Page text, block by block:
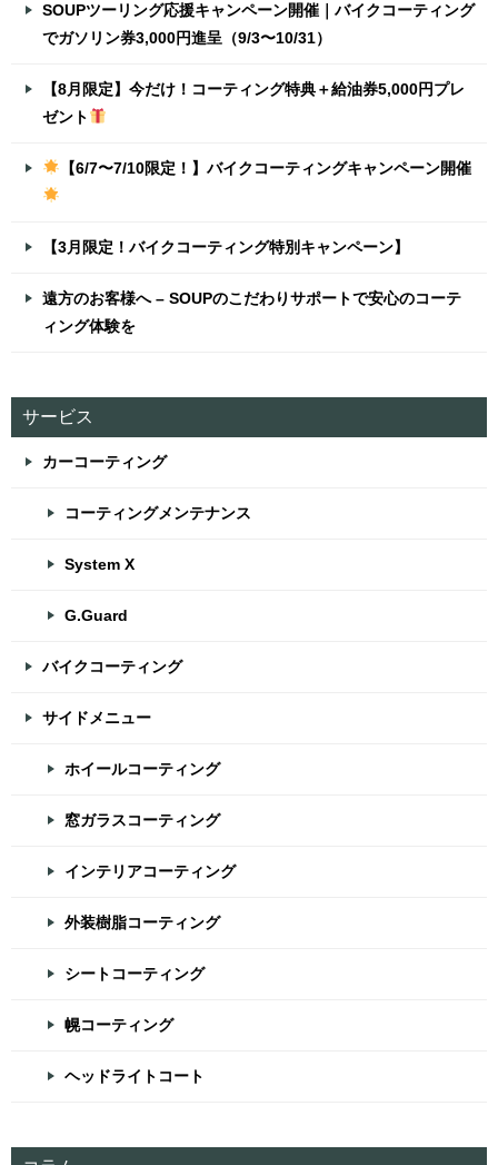
SOUPツーリング応援キャンペーン開催｜バイクコーティング
でガソリン券3,000円進呈（9/3〜10/31）
【8月限定】今だけ！コーティング特典＋給油券5,000円プレ
ゼント
【6/7〜7/10限定！】バイクコーティングキャンペーン開催
【3月限定！バイクコーティング特別キャンペーン】
遠方のお客様へ – SOUPのこだわりサポートで安心のコーテ
ィング体験を
サービス
カーコーティング
コーティングメンテナンス
System X
G.Guard
バイクコーティング
サイドメニュー
ホイールコーティング
窓ガラスコーティング
インテリアコーティング
外装樹脂コーティング
シートコーティング
幌コーティング
ヘッドライトコート